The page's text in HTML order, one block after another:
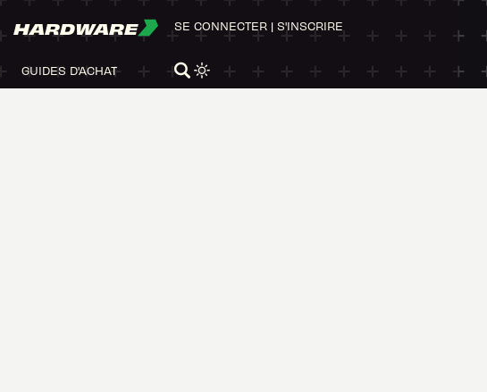
HARDWARE
GUIDES D'ACHAT
SE CONNECTER | S'INSCRIRE